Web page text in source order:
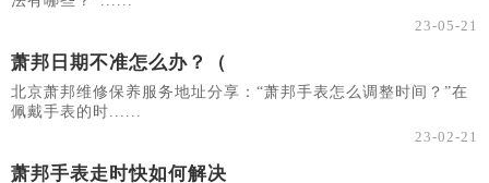
23-05-21
萧邦日期不准怎么办？（
北京萧邦维修保养服务地址分享：“萧邦手表怎么调整时间？”在
佩戴手表的时......
23-02-21
萧邦手表走时快如何解决